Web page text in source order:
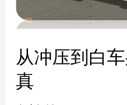
从冲压到白
真